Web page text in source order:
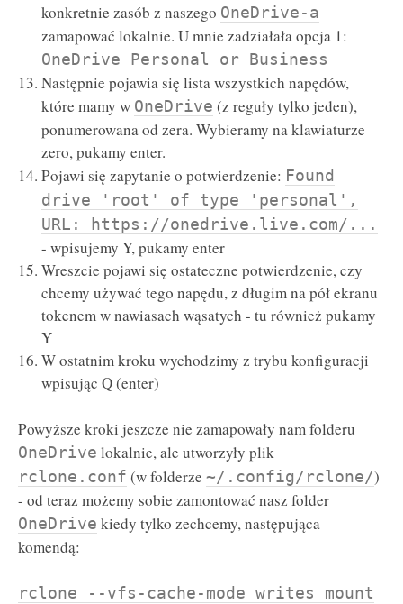
konkretnie zasób z naszego OneDrive-a
zamapować lokalnie. U mnie zadziałała opcja 1:
OneDrive Personal or Business
Następnie pojawia się lista wszystkich napędów,
które mamy w OneDrive (z reguły tylko jeden),
ponumerowana od zera. Wybieramy na klawiaturze
zero, pukamy enter.
Pojawi się zapytanie o potwierdzenie: Found
drive 'root' of type 'personal',
URL: https://onedrive.live.com/...
- wpisujemy Y, pukamy enter
Wreszcie pojawi się ostateczne potwierdzenie, czy
chcemy używać tego napędu, z długim na pół ekranu
tokenem w nawiasach wąsatych - tu również pukamy
Y
W ostatnim kroku wychodzimy z trybu konfiguracji
wpisując Q (enter)
Powyższe kroki jeszcze nie zamapowały nam folderu
OneDrive lokalnie, ale utworzyły plik
rclone.conf (w folderze ~/.config/rclone/)
- od teraz możemy sobie zamontować nasz folder
OneDrive kiedy tylko zechcemy, następująca
komendą:
rclone --vfs-cache-mode writes mount